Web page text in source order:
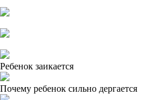
Ребенок заикается
Почему ребенок сильно дергается